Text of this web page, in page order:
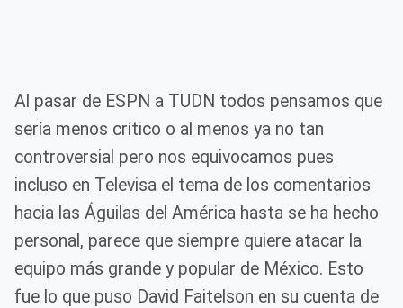
Al pasar de ESPN a TUDN todos pensamos que
sería menos crítico o al menos ya no tan
controversial pero nos equivocamos pues
incluso en Televisa el tema de los comentarios
hacia las Águilas del América hasta se ha hecho
personal, parece que siempre quiere atacar la
equipo más grande y popular de México. Esto
fue lo que puso David Faitelson en su cuenta de